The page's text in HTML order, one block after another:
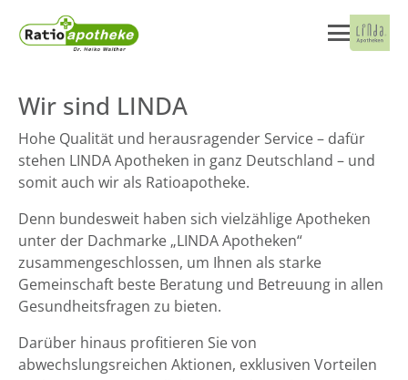
Wir sind LINDA
Hohe Qualität und herausragender Service – dafür
stehen LINDA Apotheken in ganz Deutschland – und
somit auch wir als Ratioapotheke.
Denn bundesweit haben sich vielzählige Apotheken
unter der Dachmarke „LINDA Apotheken“
zusammengeschlossen, um Ihnen als starke
Gemeinschaft beste Beratung und Betreuung in allen
Gesundheitsfragen zu bieten.
Darüber hinaus profitieren Sie von
abwechslungsreichen Aktionen, exklusiven Vorteilen